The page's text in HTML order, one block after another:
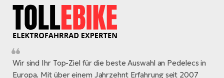
Wir sind Ihr Top-Ziel für die beste Auswahl an Pedelecs in
Europa. Mit über einem Jahrzehnt Erfahrung seit 2007